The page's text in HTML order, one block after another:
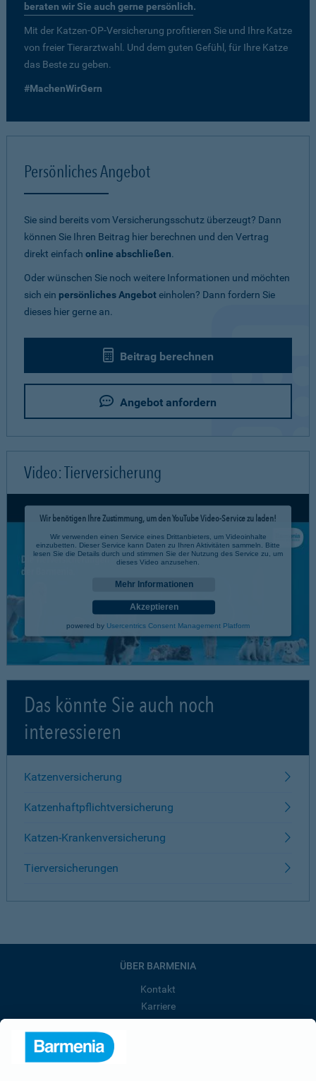
beraten wir Sie auch gerne persönlich.
Mit der Katzen-OP-Versicherung profitieren Sie und Ihre Katze
von freier Tierarztwahl. Und dem guten Gefühl, für Ihre Katze
das Beste zu geben.
#MachenWirGern
Persönliches Angebot
Sie sind bereits vom Versicherungsschutz überzeugt? Dann
können Sie Ihren Beitrag hier berechnen und den Vertrag
direkt einfach online abschließen.
Oder wünschen Sie noch weitere Informationen und möchten
sich ein persönliches Angeboteinholen? Dann fordern Sie
dieses hier gerne an.
Beitrag berechnen
Angebot anfordern
Video: Tierversicherung
Wir benötigen Ihre Zustimmung, um den YouTube Video-Service zu laden!
Wir verwenden einen Service eines Drittanbieters, um Videoinhalte
einzubetten. Dieser Service kann Daten zu Ihren Aktivitäten sammeln. Bitte
lesen Sie die Details durch und stimmen Sie der Nutzung des Service zu, um
dieses Video anzusehen.
Mehr Informationen
Akzeptieren
powered by Usercentrics Consent Management Platform
Das könnte Sie auch noch
interessieren
Katzenversicherung
Katzenhaftpflichtversicherung
Katzen-Krankenversicherung
Tierversicherungen
ÜBER BARMENIA
Kontakt
Karriere